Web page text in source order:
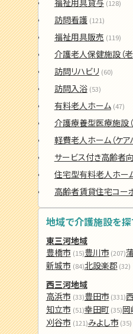
(128)
訪問看護 (121)
福祉用具販売 (119)
介護老人保健施設（老
訪問リハビリ (60)
訪問入浴 (53)
有料老人ホーム (47)
介護療養型医療施設（
軽費老人ホーム（ケア
サービス付き高齢者
住宅型有料老人ホー
高齢者賃貸住宅コー
地域で介護施設を
東三河地域
豊橋市 (15)豊川市 (207)
新城市 (84)北設楽郡 (32)
西三河地域
高浜市 (33)豊田市 (331)
知立市 (51)幸田町 (35)岡
刈谷市 (121)みよし市 (35)